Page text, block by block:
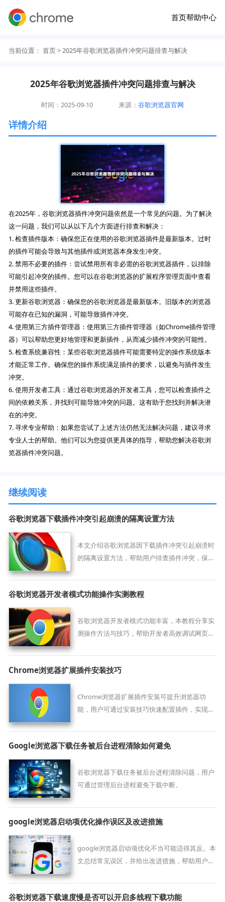
首页帮助中心
当前位置： 首页> 2025年谷歌浏览器插件冲突问题排查与解决
2025年谷歌浏览器插件冲突问题排查与解决
时间：2025-09-10 来源：谷歌浏览器官网
详情介绍
在2025年，谷歌浏览器插件冲突问题依然是一个常见的问题。为了解决
这一问题，我们可以从以下几个方面进行排查和解决：
1. 检查插件版本：确保您正在使用的谷歌浏览器插件是最新版本。过时
的插件可能会导致与其他插件或浏览器本身发生冲突。
2. 禁用不必要的插件：尝试禁用所有非必需的谷歌浏览器插件，以排除
可能引起冲突的插件。您可以在谷歌浏览器的扩展程序管理页面中查看
并禁用这些插件。
3. 更新谷歌浏览器：确保您的谷歌浏览器是最新版本。旧版本的浏览器
可能存在已知的漏洞，可能导致插件冲突。
4. 使用第三方插件管理器：使用第三方插件管理器（如Chrome插件管理
器）可以帮助您更好地管理和更新插件，从而减少插件冲突的可能性。
5. 检查系统兼容性：某些谷歌浏览器插件可能需要特定的操作系统版本
才能正常工作。确保您的操作系统满足插件的要求，以避免与插件发生
冲突。
6. 使用开发者工具：通过谷歌浏览器的开发者工具，您可以检查插件之
间的依赖关系，并找到可能导致冲突的问题。这有助于您找到并解决潜
在的冲突。
7. 寻求专业帮助：如果您尝试了上述方法仍然无法解决问题，建议寻求
专业人士的帮助。他们可以为您提供更具体的指导，帮助您解决谷歌浏
览器插件冲突问题。
继续阅读
谷歌浏览器下载插件冲突引起崩溃的隔离设置方法
本文介绍谷歌浏览器因下载插件冲突引起崩溃时
的隔离设置方法，帮助用户排查插件冲突，保障
谷歌浏览器开发者模式功能操作实测教程
谷歌浏览器开发者模式功能丰富，本教程分享实
测操作方法与技巧，帮助开发者高效调试网页，
Chrome浏览器扩展插件安装技巧
Chrome浏览器扩展插件安装可提升浏览器功
能，用户可通过安装技巧快速配置插件，实现高
Google浏览器下载任务被后台进程清除如何避免
谷歌浏览器下载任务被后台进程清除问题，用户
可通过管理后台进程避免下载中断。
google浏览器启动项优化操作误区及改进措施
google浏览器启动项优化不当可能适得其反。本
文总结常见误区，并给出改进措施，帮助用户正
谷歌浏览器下载速度慢是否可以开启多线程下载功能